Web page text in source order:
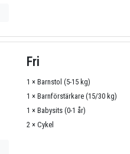
Fri
1 × Barnstol (5-15 kg)
1 × Barnförstärkare (15/30 kg)
1 × Babysits (0-1 år)
2 × Cykel